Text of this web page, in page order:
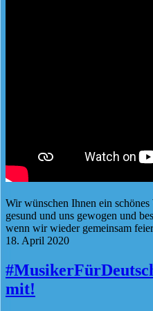
Wir wünschen Ihnen ein
gesund und uns gewogen und
wenn wir wieder gemeinsam
18. April 2020
mit!